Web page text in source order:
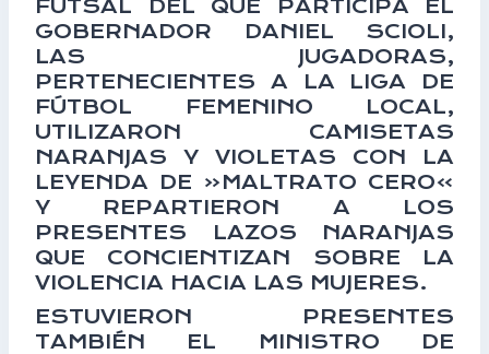
FUTSAL DEL QUE PARTICIPA EL
GOBERNADOR DANIEL SCIOLI,
LAS JUGADORAS,
PERTENECIENTES A LA LIGA DE
FÚTBOL FEMENINO LOCAL,
UTILIZARON CAMISETAS
NARANJAS Y VIOLETAS CON LA
LEYENDA DE «MALTRATO CERO»
Y REPARTIERON A LOS
PRESENTES LAZOS NARANJAS
QUE CONCIENTIZAN SOBRE LA
VIOLENCIA HACIA LAS MUJERES.
ESTUVIERON PRESENTES
TAMBIÉN EL MINISTRO DE